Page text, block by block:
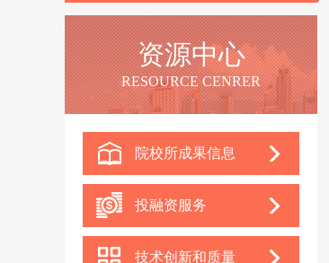
资源中心
RESOURCE CENRER
院校所成果信息
投融资服务
技术创新和质量